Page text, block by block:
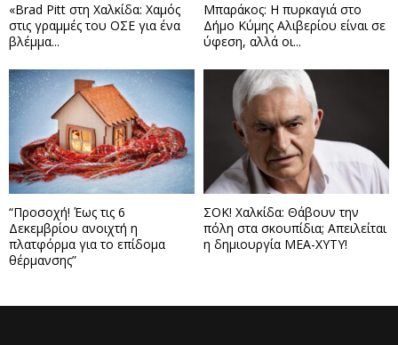
«Brad Pitt στη Χαλκίδα: Χαμός
στις γραμμές του ΟΣΕ για ένα
βλέμμα...
Μπαράκος: Η πυρκαγιά στο
Δήμο Κύμης Αλιβερίου είναι σε
ύφεση, αλλά οι...
“Προσοχή! Έως τις 6
Δεκεμβρίου ανοιχτή η
πλατφόρμα για το επίδομα
θέρμανσης”
ΣΟΚ! Χαλκίδα: Θάβουν την
πόλη στα σκουπίδια; Απειλείται
η δημιουργία ΜΕΑ-ΧΥΤΥ!